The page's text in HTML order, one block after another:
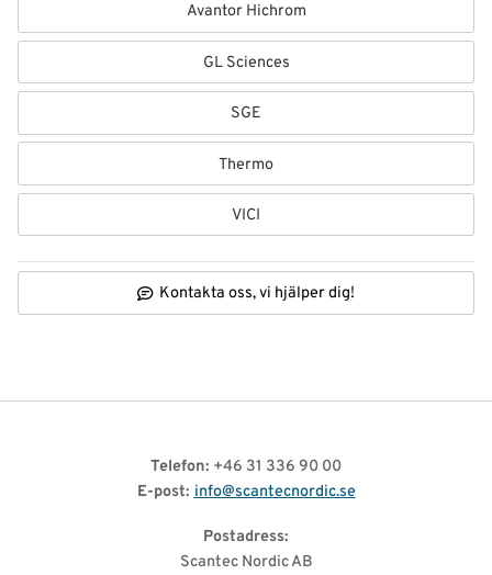
Avantor Hichrom
GL Sciences
SGE
Thermo
VICI
Kontakta oss, vi hjälper dig!
Telefon: +46 31 336 90 00
E-post: info@scantecnordic.se
Postadress:
Scantec Nordic AB